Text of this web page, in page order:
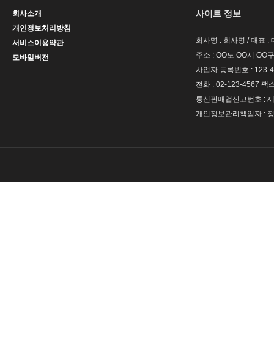
회사소개
개인정보처리방침
서비스이용약관
모바일버전
사이트 정보
회사명 : 회사명 / 대표 :
주소 : OO도 OO시 OO
사업자 등록번호 : 123-
전화 : 02-123-4567 팩
통신판매업신고번호 :
개인정보관리책임자 :